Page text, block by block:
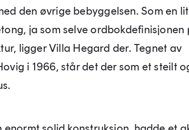
den øvrige bebyggelsen. Som en
ja som selve ordbokdefinisjonen
ligger Villa Hegard der. Tegnet av
i 1966, står det der som et steilt